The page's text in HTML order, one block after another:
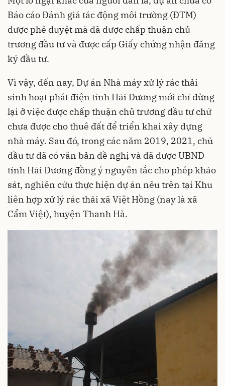
Báo cáo Đánh giá tác động môi trường (ĐTM)
được phê duyệt mà đã được chấp thuận chủ
trương đầu tư và được cấp Giấy chứng nhận đăng
ký đầu tư.
Vì vậy, đến nay, Dự án Nhà máy xử lý rác thải
sinh hoạt phát điện tỉnh Hải Dương mới chỉ dừng
lại ở việc được chấp thuận chủ trương đầu tư chứ
chưa được cho thuê đất để triển khai xây dựng
nhà máy. Sau đó, trong các năm 2019, 2021, chủ
đầu tư đã có văn bản đề nghị và đã được UBND
tỉnh Hải Dương đồng ý nguyên tắc cho phép khảo
sát, nghiên cứu thực hiện dự án nêu trên tại Khu
liên hợp xử lý rác thải xã Việt Hồng (nay là xã
Cẩm Việt), huyện Thanh Hà.